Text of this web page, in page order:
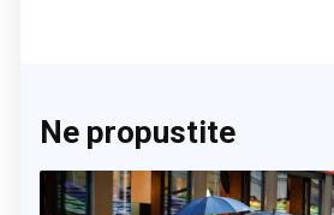
Ne propustite